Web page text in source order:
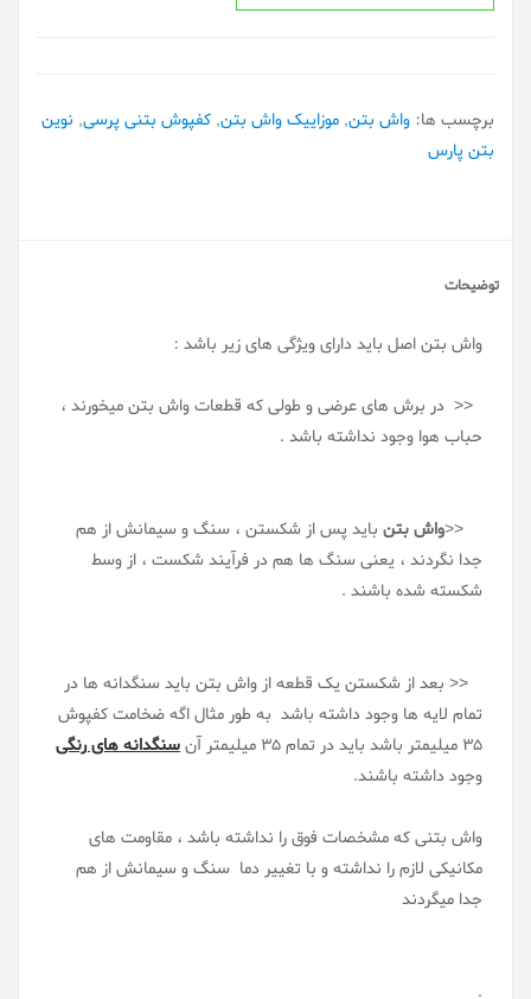
برچسب ها: واش بتن, موزاییک واش بتن, کفپوش بتنی پرسی, نوین
بتن پارس
توضیحات
واش بتن اصل باید دارای ویژگی های زیر باشد :
<< در برش های عرضی و طولی که قطعات واش بتن میخورند ،
حباب هوا وجود نداشته باشد .
<<واش بتن باید پس از شکستن ، سنگ و سیمانش از هم
جدا نگردند ، یعنی سنگ ها هم در فرآیند شکست ، از وسط
شکسته شده باشند .
<< بعد از شکستن یک قطعه از واش بتن باید سنگدانه ها در
تمام لایه ها وجود داشته باشد به طور مثال اگه ضخامت کفپوش
35 میلیمتر باشد باید در تمام 35 میلیمتر آن
سنگدانه های رنگی
وجود داشته باشند.
واش بتنی که مشخصات فوق را نداشته باشد ، مقاومت های
مکانیکی لازم را نداشته و با تغییر دما سنگ و سیمانش از هم
جدا میگردند
.